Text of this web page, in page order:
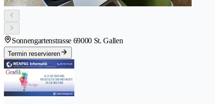
Sonnengartenstrasse 69000 St. Gallen
Termin reservieren